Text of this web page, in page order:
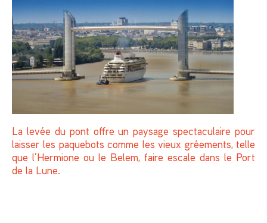
La levée du pont offre un paysage spectaculaire pour
laisser les paquebots comme les vieux gréements, telle
que l’Hermione ou le Belem, faire escale dans le Port
de la Lune.